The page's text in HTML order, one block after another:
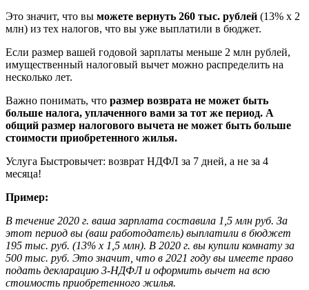
Это значит, что вы можете вернуть 260 тыс. рублей (13% х 2
млн) из тех налогов, что вы уже выплатили в бюджет.
Если размер вашей годовой зарплаты меньше 2 млн рублей,
имущественный налоговый вычет можно распределить на
несколько лет.
Важно понимать, что размер возврата не может быть
больше налога, уплаченного вами за тот же период. А
общий размер налогового вычета не может быть больше
стоимости приобретенного жилья.
Услуга Быстровычет: возврат НДФЛ за 7 дней, а не за 4
месяца!
Пример:
В течение 2020 г. ваша зарплата составила 1,5 млн руб. За
этот период вы (ваш работодатель) выплатили в бюджет
195 тыс. руб. (13% х 1,5 млн). В 2020 г. вы купили комнату за
500 тыс. руб. Это значит, что в 2021 году вы имеете право
подать декларацию 3-НДФЛ и оформить вычет на всю
стоимость приобретенного жилья.